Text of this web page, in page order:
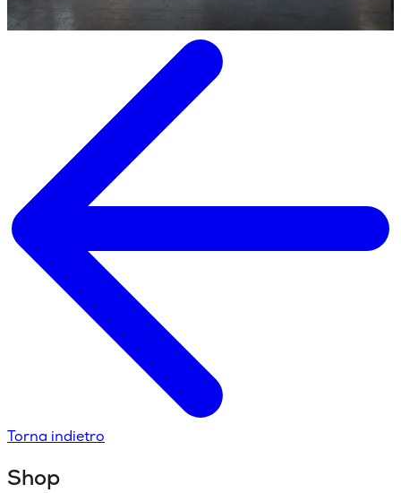
Torna indietro
Shop